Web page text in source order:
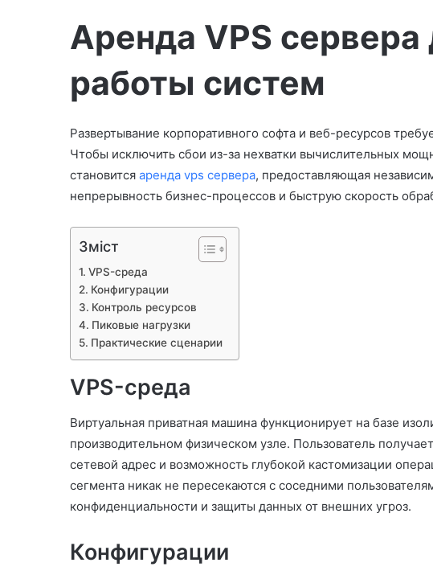
Аренда VPS сервера
работы систем
Развертывание корпоративного софта и веб-ресурсов
Чтобы исключить сбои из-за нехватки вычислительных
становится аренда vps сервера, предоставляющая
непрерывность бизнес-процессов и быструю скорость
Зміст
VPS-среда
Конфигурации
Контроль ресурсов
Пиковые нагрузки
Практические сценарии
VPS-среда
Виртуальная приватная машина функционирует на базе
производительном физическом узле. Пользователь
сетевой адрес и возможность глубокой кастомизации
сегмента никак не пересекаются с соседними
конфиденциальности и защиты данных от внешних угроз.
Конфигурации